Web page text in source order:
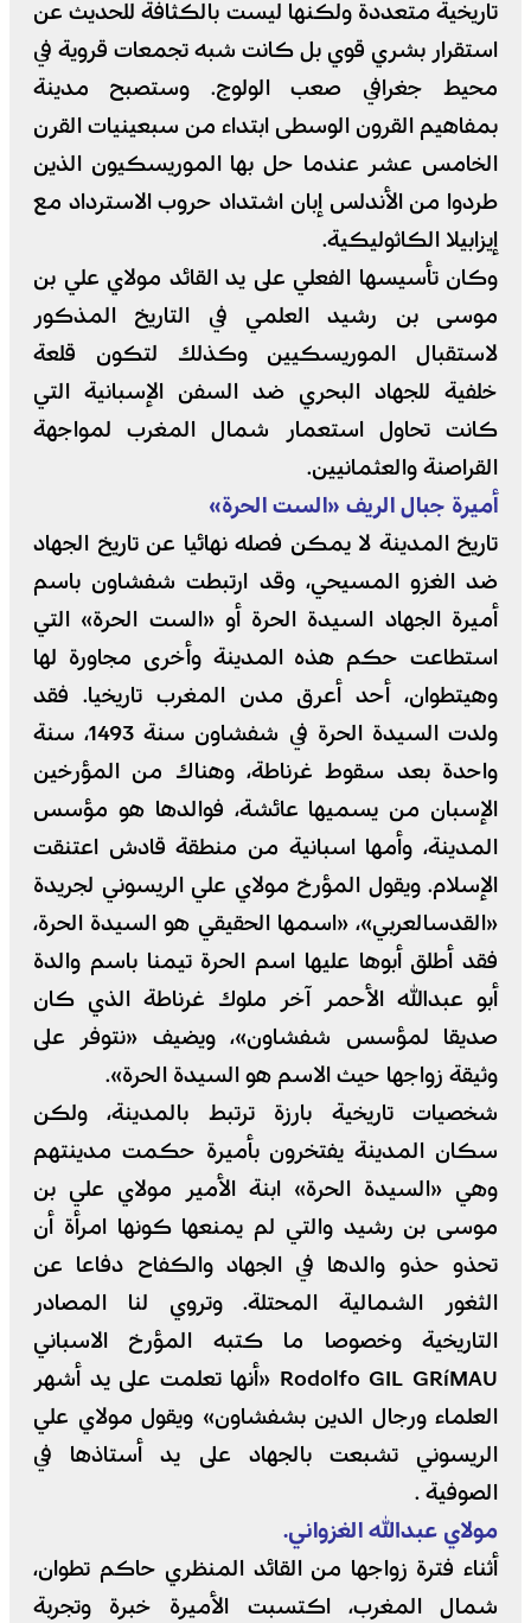
تاريخية متعددة ولكنها ليست بالكثافة للحديث عن
استقرار بشري قوي بل كانت شبه تجمعات قروية في
محيط جغرافي صعب الولوج. وستصبح مدينة
بمفاهيم القرون الوسطى ابتداء من سبعينيات القرن
الخامس عشر عندما حل بها الموريسكيون الذين
طردوا من الأندلس إبان اشتداد حروب الاسترداد مع
إيزابيلا الكاثوليكية.
وكان تأسيسها الفعلي على يد القائد مولاي علي بن
موسى بن رشيد العلمي في التاريخ المذكور
لاستقبال الموريسكيين وكذلك لتكون قلعة
خلفية للجهاد البحري ضد السفن الإسبانية التي
كانت تحاول استعمار شمال المغرب لمواجهة
القراصنة والعثمانيين.
أميرة جبال الريف «الست الحرة»
تاريخ المدينة لا يمكن فصله نهائيا عن تاريخ الجهاد
ضد الغزو المسيحي، وقد ارتبطت شفشاون باسم
أميرة الجهاد السيدة الحرة أو «الست الحرة» التي
استطاعت حكم هذه المدينة وأخرى مجاورة لها
وهيتطوان، أحد أعرق مدن المغرب تاريخيا. فقد
ولدت السيدة الحرة في شفشاون سنة 1493، سنة
واحدة بعد سقوط غرناطة، وهناك من المؤرخين
الإسبان من يسميها عائشة، فوالدها هو مؤسس
المدينة، وأمها اسبانية من منطقة قادش اعتنقت
الإسلام. ويقول المؤرخ مولاي علي الريسوني لجريدة
«القدسالعربي»، «اسمها الحقيقي هو السيدة الحرة،
فقد أطلق أبوها عليها اسم الحرة تيمنا باسم والدة
أبو عبدالله الأحمر آخر ملوك غرناطة الذي كان
صديقا لمؤسس شفشاون»، ويضيف «نتوفر على
وثيقة زواجها حيث الاسم هو السيدة الحرة».
شخصيات تاريخية بارزة ترتبط بالمدينة، ولكن
سكان المدينة يفتخرون بأميرة حكمت مدينتهم
وهي «السيدة الحرة» ابنة الأمير مولاي علي بن
موسى بن رشيد والتي لم يمنعها كونها امرأة أن
تحذو حذو والدها في الجهاد والكفاح دفاعا عن
الثغور الشمالية المحتلة. وتروي لنا المصادر
التاريخية وخصوصا ما كتبه المؤرخ الاسباني
Rodolfo GIL GRíMAU «أنها تعلمت على يد أشهر
العلماء ورجال الدين بشفشاون» ويقول مولاي علي
الريسوني تشبعت بالجهاد على يد أستاذها في
الصوفية .
مولاي عبدالله الغزواني.
أثناء فترة زواجها من القائد المنظري حاكم تطوان،
شمال المغرب، اكتسبت الأميرة خبرة وتجربة